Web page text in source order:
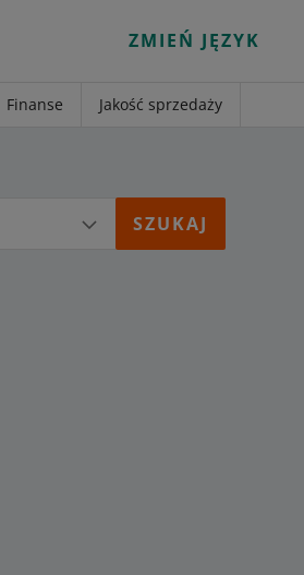
ZMIEŃ JĘZYK
Finanse Jakość sprzedaży